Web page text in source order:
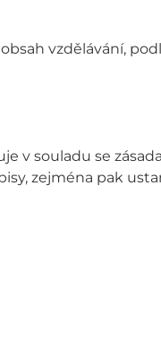
vzdělávání,
v souladu se
zejména pak